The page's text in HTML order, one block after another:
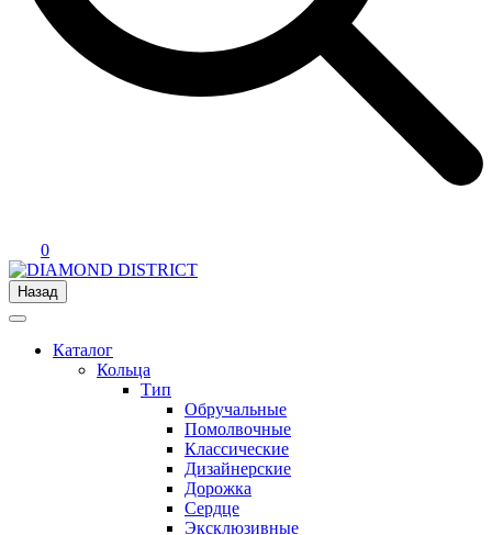
0
Назад
Каталог
Кольца
Тип
Обручальные
Помолвочные
Классические
Дизайнерские
Дорожка
Сердце
Эксклюзивные